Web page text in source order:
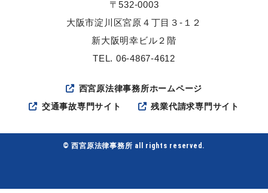
〒532-0003
大阪市淀川区宮原４丁目３-１２
新大阪明幸ビル２階
TEL. 06-4867-4612
西宮原法律事務所ホームページ
交通事故専門サイト
残業代請求専門サイト
© 西宮原法律事務所 all rights reserved.